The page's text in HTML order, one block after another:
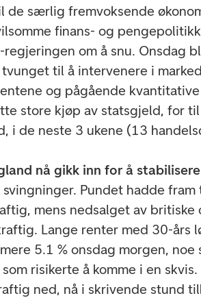
de særlig fremvoksende
finans- og
regjeringen om å snu. Onsdag
til å intervenere i
og pågående
store kjøp av statsgjeld, for
i de neste 3 ukene (13
nå gikk inn for å
Pundet hadde
mens nedsalget av
Lange renter med 30-års
5.1 % onsdag morgen,
risikerte å komme i en
ned, nå i skrivende stund